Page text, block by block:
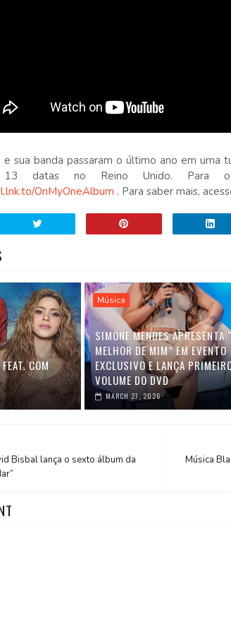
e sua banda passaram o último ano em uma
datas no Reino Unido. Para
OnMyOneAlbum . Para saber mais,
COM
Música
SIMONE MENDES APRESENTA
MELHOR DE MIM” EM EVENTO
EXCLUSIVO E LANÇA
VOLUME DO DVD
MARCH 27, 2026
Música
Bisbal lança o sexto álbum da